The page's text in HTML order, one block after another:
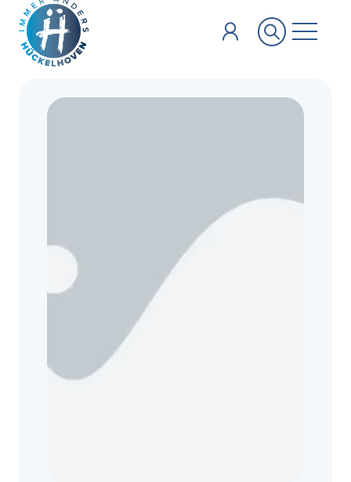
Zum Hauptinhalt springen